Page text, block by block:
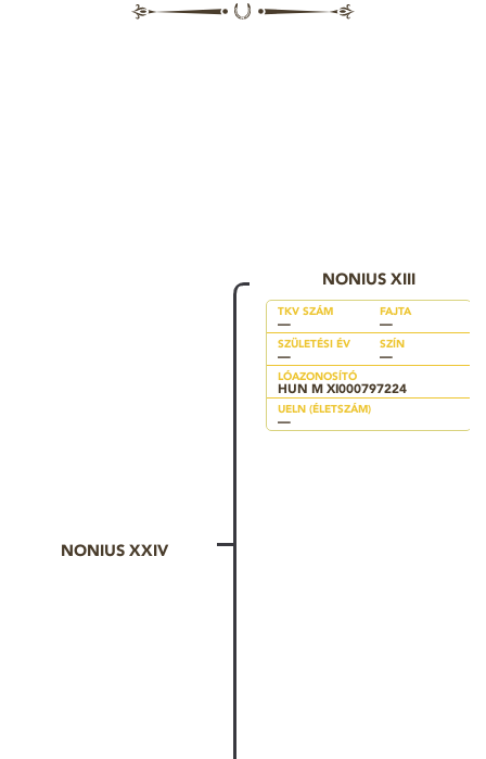
NONIUS XXIV
NONIUS XIII
TKV SZÁM
—
FAJTA
—
SZÜLETÉSI ÉV
—
SZÍN
—
LÓAZONOSÍTÓ
HUN M XI000797224
UELN (ÉLETSZÁM)
—